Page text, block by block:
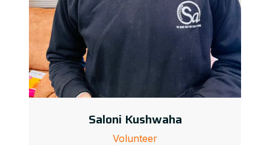
Saloni Kushwaha
Volunteer